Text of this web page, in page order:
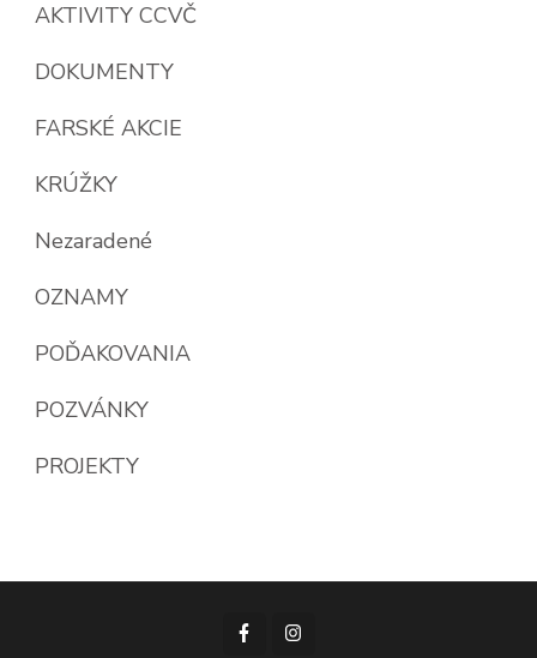
AKTIVITY CCVČ
DOKUMENTY
FARSKÉ AKCIE
KRÚŽKY
Nezaradené
OZNAMY
POĎAKOVANIA
POZVÁNKY
PROJEKTY